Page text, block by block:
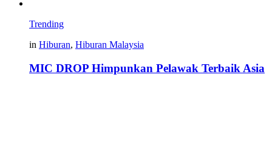
Trending
in Hiburan, Hiburan Malaysia
MIC DROP Himpunkan Pelawak Terbaik Asia